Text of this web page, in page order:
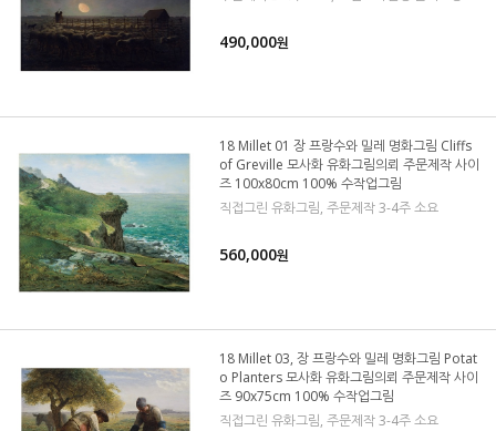
490,000원
18 Millet 01 장 프랑수와 밀레 명화그림 Cliffs
of Greville 모사화 유화그림의뢰 주문제작 사이
즈 100x80cm 100% 수작업그림
직접그린 유화그림, 주문제작 3-4주 소요
560,000원
18 Millet 03, 장 프랑수와 밀레 명화그림 Potat
o Planters 모사화 유화그림의뢰 주문제작 사이
즈 90x75cm 100% 수작업그림
직접그린 유화그림, 주문제작 3-4주 소요